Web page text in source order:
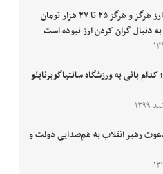
واعظی: قیمت واقعی ارز هرگز و هرگز ۲۵ تا ۲۷ هزار تومان
دنبال گران کردن ارز نبوده است
بانی به ورزشگاه سانتیاگوبرنابئو
رهبر انقلاب به هم‌صدایی دولت و